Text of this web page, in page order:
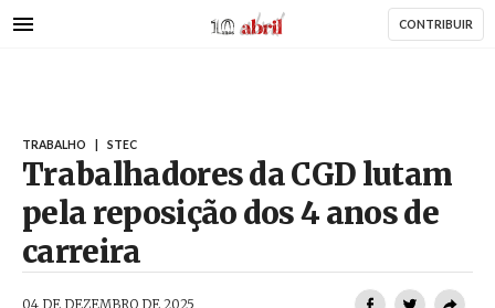
para
AbrilAbril CONTRIBUIR
TRABALHO STEC
Trabalhadores da CGD lutam
pela reposição dos 4 anos de
carreira
04 DE DEZEMBRO DE 2025